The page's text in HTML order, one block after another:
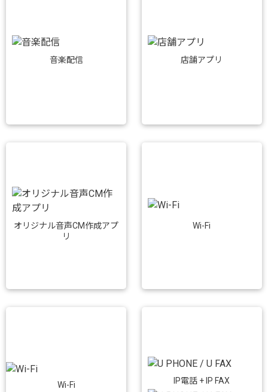
音楽配信 店舗アプリ
オリジナル音声CM作成アプ
リ
Wi-Fi
Wi-Fi IP電話 + IP FAX